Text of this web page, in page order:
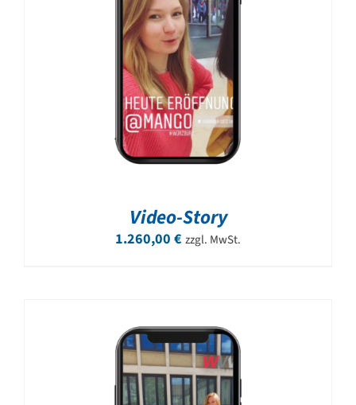
Video-Story
1.260,00 € zzgl. MwSt.